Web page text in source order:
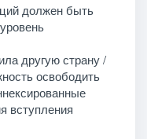
должен быть
другую страну /
освободить
вступления